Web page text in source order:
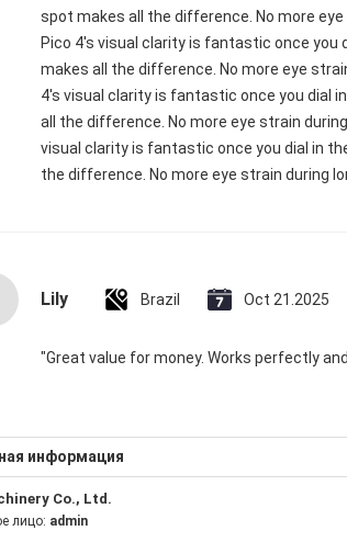
spot makes all the difference. No more
Pico 4's visual clarity is fantastic once
makes all the difference. No more eye
4's visual clarity is fantastic once you dial
all the difference. No more eye strain
visual clarity is fantastic once you dial in
the difference. No more eye strain during
Lily Brazil Oct 21.2025
"Great value for money. Works perfectly
информация
Co., Ltd.
лицо: admin